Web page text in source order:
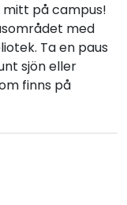
på campus!
med
Ta en paus
sjön eller
finns på